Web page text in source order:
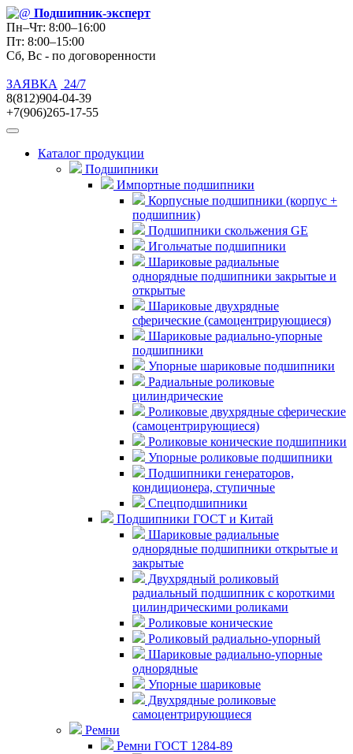
Подшипник-эксперт
Пн–Чт: 8:00–16:00
Пт: 8:00–15:00
Сб, Вс - по договоренности
ЗАЯВКА
24/7
8(812)904-04-39
+7(906)265-17-55
Каталог продукции
Подшипники
Импортные подшипники
Корпусные подшипники (корпус +
подшипник)
Подшипники скольжения GE
Игольчатые подшипники
Шариковые радиальные
однорядные подшипники закрытые и
открытые
Шариковые двухрядные
сферические (самоцентрирующиеся)
Шариковые радиально-упорные
подшипники
Упорные шариковые подшипники
Радиальные роликовые
цилиндрические
Роликовые двухрядные сферические
(самоцентрирующиеся)
Роликовые конические подшипники
Упорные роликовые подшипники
Подшипники генераторов,
кондиционера, ступичные
Спецподшипники
Подшипники ГОСТ и Китай
Шариковые радиальные
однорядные подшипники открытые и
закрытые
Двухрядный роликовый
радиальный подшипник с короткими
цилиндрическими роликами
Роликовые конические
Роликовый радиально-упорный
Шариковые радиально-упорные
однорядные
Упорные шариковые
Двухрядные роликовые
самоцентрирующиеся
Ремни
Ремни ГОСТ 1284-89